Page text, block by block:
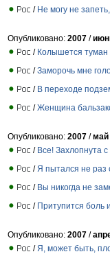
/ Не могу не
Опубликовано: 2007 /
/ Колышется
/Заморочь мне
/ В переходе
/Женщина
Опубликовано: 2007 /май
/ Все! Захлопнута
/ Я пытался не раз
/ Вы никогда не
/ Притупится боль
Опубликовано: 2007 /
/ Я, может быть,